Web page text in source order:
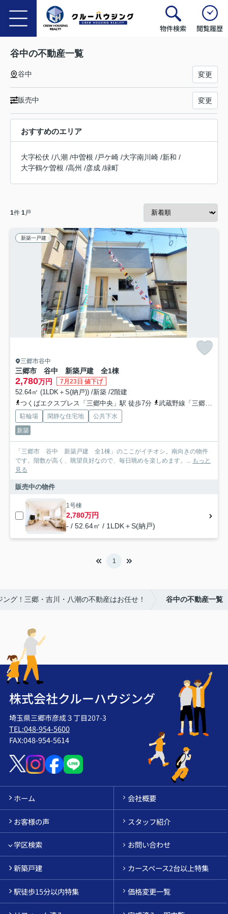
物件検索 閲覧履歴
谷中の不動産一覧
谷中 変更
販売中 変更
おすすめのエリア
大字松伏 /八潮 /中曽根 /戸ケ崎 /大字南川崎 /新和 /
大字鶴ケ曽根 /高州 /彦成 /緑町
1件 1 戸
新築一戸建
三郷市谷中
三郷市 谷中 新築戸建 全1棟
2,780万円 7月23日 値下げ
52.64㎡ (1LDK＋S(納戸)) /新築 /2階建
つくばエクスプレス「三郷中央」駅 徒歩7分
武蔵野線「三郷」駅 徒歩30分
駐輪場 閑静な住宅地
公共下水
新築
「三郷市 谷中 新築戸建 全1棟」のここがイチオシ。南向きの物件
です。階数が高く、眺望良好なので、毎日眺めを楽しめます。...
もっと
見る
販売中の物件
1号棟
2,780万円
- / 52.64㎡ / 1LDK＋S(納戸)
1
グ！三郷・吉川・八潮の不動産はお任せ！ 谷中の不動産一覧
株式会社クルーハウジング
埼玉県三郷市彦成３丁目207-3
TEL:048-954-5600
FAX:048-954-5614
ホーム 会社概要
お客様の声 スタッフ紹介
学区検索 お問い合わせ
新築戸建 カースペース2台以上特集
駅徒歩15分以内特集 価格変更一覧